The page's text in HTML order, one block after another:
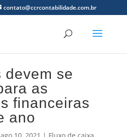
contato@ccrcontabilidade.com.br
devem se
as
financeiras
ano